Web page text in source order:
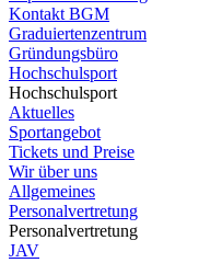
Kontakt BGM
Graduiertenzentrum
Gründungsbüro
Hochschulsport
Hochschulsport
Aktuelles
Sportangebot
Tickets und Preise
Wir über uns
Allgemeines
Personalvertretung
Personalvertretung
JAV